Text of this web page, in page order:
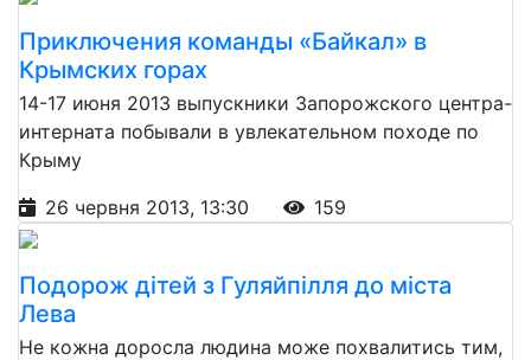
Приключения команды «Байкал» в
Крымских горах
14-17 июня 2013 выпускники Запорожского центра-
интерната побывали в увлекательном походе по
Крыму
26 червня 2013, 13:30
159
Подорож дітей з Гуляйпілля до міста
Лева
Не кожна доросла людина може похвалитись тим,